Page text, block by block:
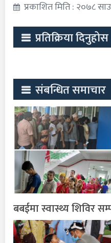
प्रकाशित मिति : २०७८
प्रतिक्रिया दिनुहोस
संबन्धित समाचार
बबईमा स्वास्थ्य शिविर